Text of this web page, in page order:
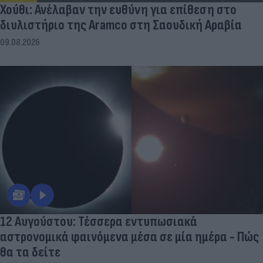
Χούθι: Ανέλαβαν την ευθύνη για επίθεση στο
διυλιστήριο της Aramco στη Σαουδική Αραβία
09.08.2026
12 Αυγούστου: Τέσσερα εντυπωσιακά
αστρονομικά φαινόμενα μέσα σε μία ημέρα - Πώς
θα τα δείτε